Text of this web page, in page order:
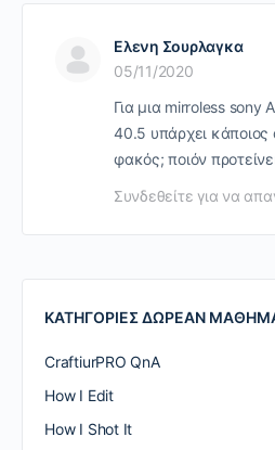
Ελενη Σουρλαγκα
05/11/2020
Για μια mirroless sony
40.5 υπάρχει κάποιος
φακός; ποιόν
Συνδεθείτε για να
ΚΑΤΗΓΟΡΙΕΣ ΔΩΡΕΑΝ
CraftiurPRO QnA
How I Edit
How I Shot It